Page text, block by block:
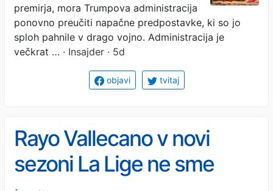
premirja, mora Trumpova administracija
ponovno preučiti napačne predpostavke, ki so jo
sploh pahnile v drago vojno. Administracija je
večkrat … · Insajder · 5d
objavi tvitaj
Rayo Vallecano v novi
sezoni La Lige ne sme